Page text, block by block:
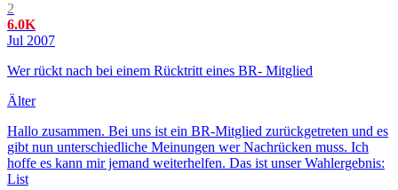
2
6.0K
Jul 2007
Wer rückt nach bei einem Rücktritt eines BR- Mitglied
Älter
Hallo zusammen. Bei uns ist ein BR-Mitglied zurückgetreten und es
gibt nun unterschiedliche Meinungen wer Nachrücken muss. Ich
hoffe es kann mir jemand weiterhelfen. Das ist unser Wahlergebnis:
List